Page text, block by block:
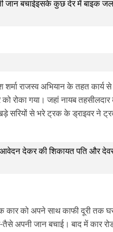
बचाईइसके कुछ देर में बाइक
राजस्व अभियान के तहत कार्य
गया। जहां नायब तहसीलदार
सरियों से भरे ट्रक के ड्राइवर ने
देकर की शिकायत पति और
को अपने साथ काफी दूरी तक
अपनी जान बचाई। बाद में कार